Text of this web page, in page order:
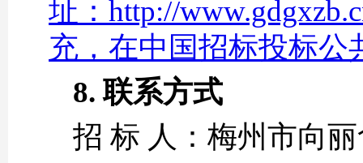
址：http://
充，在中国招标投标公
8. 联系方式
招 标 人：梅州市向